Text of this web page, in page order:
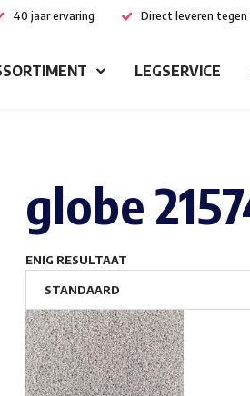
40 jaar ervaring Direct leveren tegen
LEGSERVICE
globe
ENIG RESULTAAT